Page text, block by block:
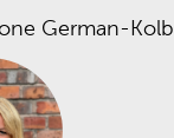
German-Kolb